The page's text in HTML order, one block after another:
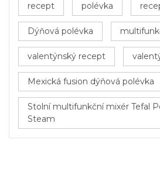
recept polévka
Dýňová polévka
valentýnský recept
Mexická fusion dýňová polévka
Stolní multifunkční mixér Tefal
Steam